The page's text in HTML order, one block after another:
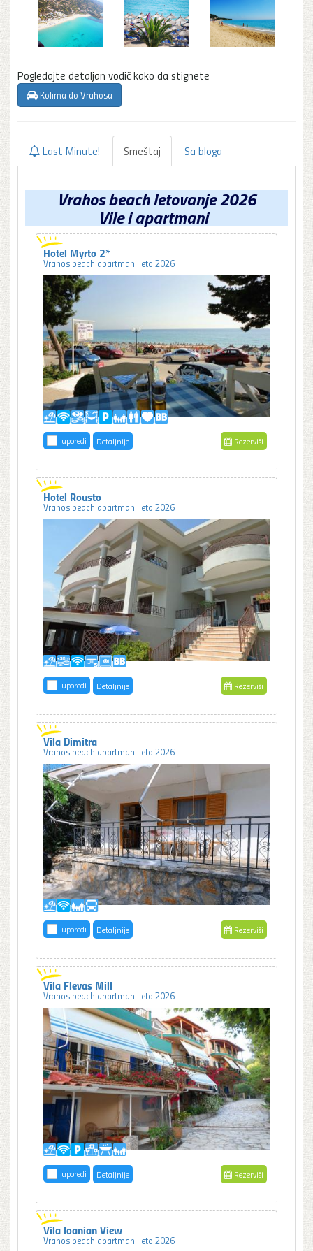
Pogledajte detaljan vodič kako da stignete
Kolima do Vrahosa
Last Minute! Smeštaj Sa bloga
Vrahos beach letovanje 2026
Vile i apartmani
Hotel Myrto 2*
Vrahos beach apartmani leto 2026
uporedi Detaljnije Rezerviši
Hotel Rousto
Vrahos beach apartmani leto 2026
uporedi Detaljnije Rezerviši
Vila Dimitra
Vrahos beach apartmani leto 2026
uporedi Detaljnije Rezerviši
Vila Flevas Mill
Vrahos beach apartmani leto 2026
uporedi Detaljnije Rezerviši
Vila Ioanian View
Vrahos beach apartmani leto 2026